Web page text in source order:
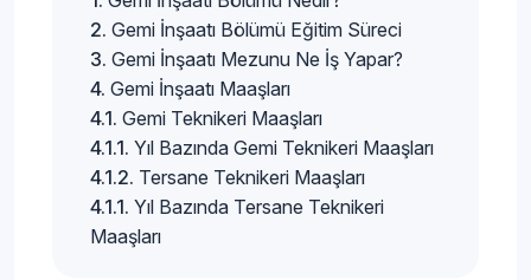
Gemi İnşaatı Bölümü Eğitim Süreci
Gemi İnşaatı Mezunu Ne İş Yapar?
Gemi İnşaatı Maaşları
Gemi Teknikeri Maaşları
Yıl Bazında Gemi Teknikeri Maaşları
Tersane Teknikeri Maaşları
Yıl Bazında Tersane Teknikeri
Maaşları